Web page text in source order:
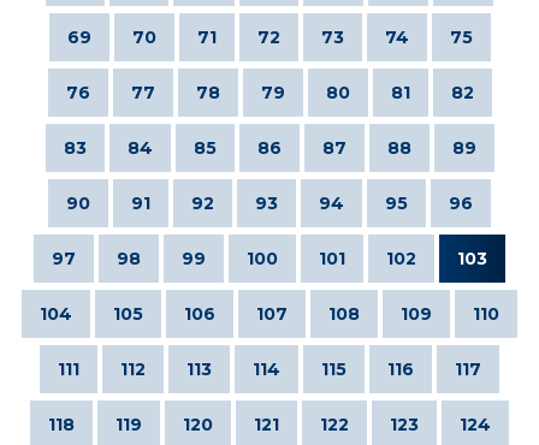
69 70 71 72 73 74 75
76 77 78 79 80 81 82
83 84 85 86 87 88 89
90 91 92 93 94 95 96
97 98 99 100 101 102 103
104 105 106 107 108 109 110
111 112 113 114 115 116 117
118 119 120 121 122 123 124